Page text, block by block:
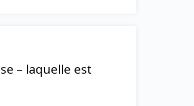
– laquelle est